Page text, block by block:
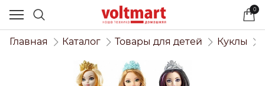
0
Главная Каталог Товары для детей Куклы